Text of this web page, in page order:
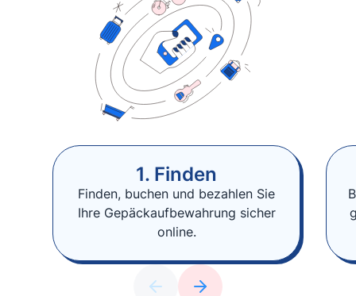
1. Finden
Finden, buchen und bezahlen Sie
Ihre Gepäckaufbewahrung sicher
online.